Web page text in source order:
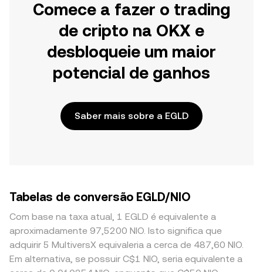
Comece a fazer o trading
de cripto na OKX e
desbloqueie um maior
potencial de ganhos
Saber mais sobre a EGLD
Tabelas de conversão EGLD/NIO
Com base na taxa atual, 1 EGLD é equivalente a
aproximadamente 97,5200 NIO. Isto significa que
adquirir 5 MultiversX equivaleria a cerca de 487,60 NIO.
Em alternativa, se possuir C$1 NIO, seria equivalente a